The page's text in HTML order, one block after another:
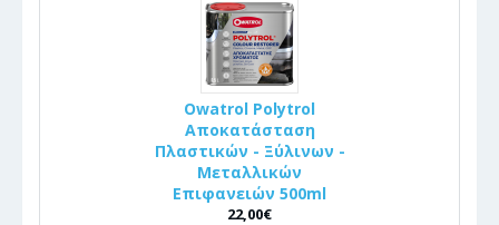
Owatrol Polytrol
Αποκατάσταση
Πλαστικών - Ξύλινων -
Μεταλλικών
Επιφανειών 500ml
22,00€